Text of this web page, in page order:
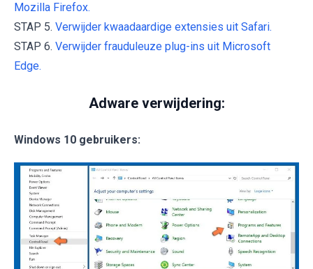
Mozilla Firefox.
STAP 5. Verwijder kwaadaardige extensies uit Safari.
STAP 6. Verwijder frauduleuze plug-ins uit Microsoft
Edge.
Adware verwijdering:
Windows 10 gebruikers: